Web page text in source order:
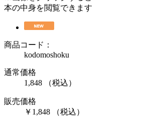
本の中身を閲覧できます
商品コード：
kodomoshoku
通常価格
1,848 （税込）
販売価格
￥1,848 （税込）